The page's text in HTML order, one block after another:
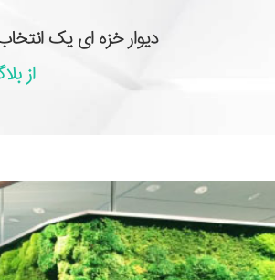
دیوار خزه ای یک
از